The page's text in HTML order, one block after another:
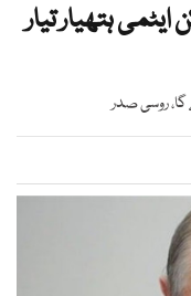
ہتھیار تیار
گا، روسی صدر